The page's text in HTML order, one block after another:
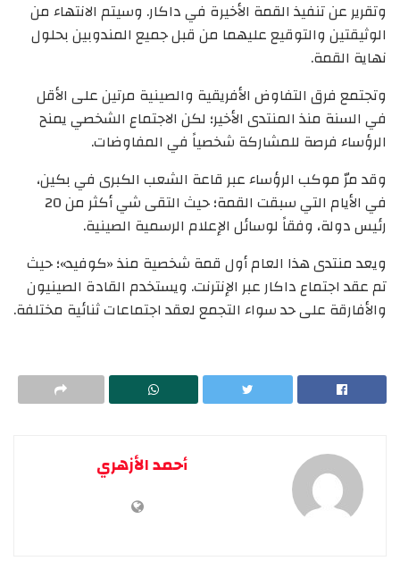
وتقرير عن تنفيذ القمة الأخيرة في داكار. وسيتم الانتهاء من
الوثيقتين والتوقيع عليهما من قبل جميع المندوبين بحلول
نهاية القمة.
وتجتمع فرق التفاوض الأفريقية والصينية مرتين على الأقل
في السنة منذ المنتدى الأخير؛ لكن الاجتماع الشخصي يمنح
الرؤساء فرصة للمشاركة شخصياً في المفاوضات.
وقد مرّ موكب الرؤساء عبر قاعة الشعب الكبرى في بكين،
في الأيام التي سبقت القمة؛ حيث التقى شي أكثر من 20
رئيس دولة، وفقاً لوسائل الإعلام الرسمية الصينية.
ويعد منتدى هذا العام أول قمة شخصية منذ «كوفيد»؛ حيث
تم عقد اجتماع داكار عبر الإنترنت. ويستخدم القادة الصينيون
والأفارقة على حد سواء التجمع لعقد اجتماعات ثنائية مختلفة.
أحمد الأزهري